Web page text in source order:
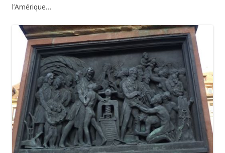
l’Amérique…